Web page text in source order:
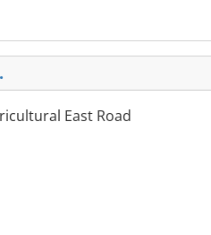
East Road